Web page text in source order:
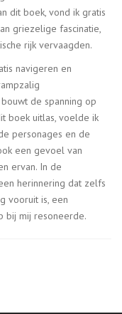
dit boek, vond ik gratis
griezelige fascinatie,
rijk vervaagden.
navigeren en
de spanning op
boek uitlas, voelde ik
personages en de
een gevoel van
ervan. In de
herinnering dat zelfs
vooruit is, een
bij mij resoneerde.